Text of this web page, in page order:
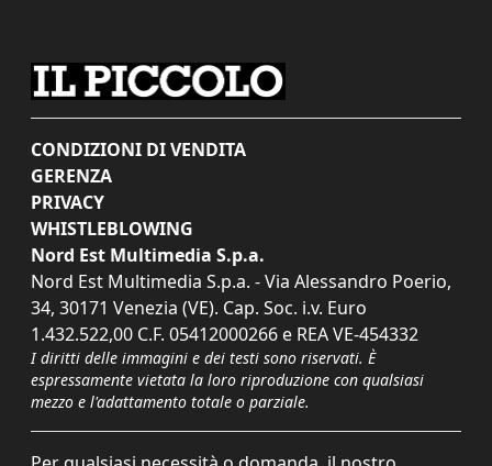
CONDIZIONI DI VENDITA
GERENZA
PRIVACY
WHISTLEBLOWING
Nord Est Multimedia S.p.a.
Nord Est Multimedia S.p.a. - Via Alessandro Poerio,
34, 30171 Venezia (VE). Cap. Soc. i.v. Euro
1.432.522,00 C.F. 05412000266 e REA VE-454332
I diritti delle immagini e dei testi sono riservati. È
espressamente vietata la loro riproduzione con qualsiasi
mezzo e l'adattamento totale o parziale.